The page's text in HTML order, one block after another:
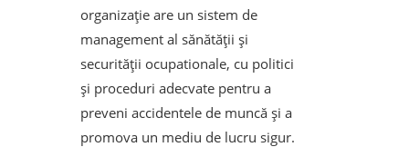
organizație are un sistem de
management al sănătății și
securității ocupationale, cu politici
și proceduri adecvate pentru a
preveni accidentele de muncă și a
promova un mediu de lucru sigur.